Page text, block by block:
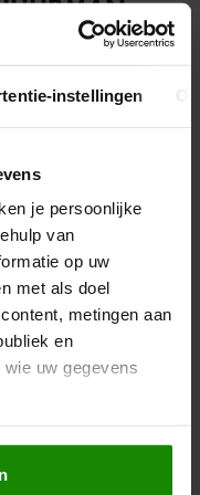
instellingen
je persoonlijke
van
op uw
met als doel
metingen aan
en
uw gegevens
geografische
KOOS…
B&B Vol Liefde